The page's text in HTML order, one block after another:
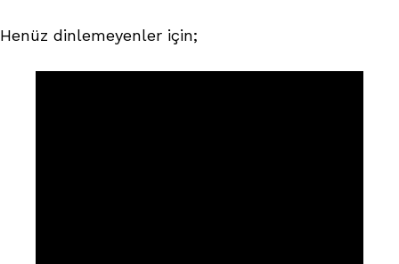
Henüz dinlemeyenler için;